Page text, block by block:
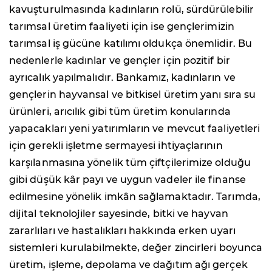
kavuşturulmasında kadınların rolü, sürdürülebilir
tarımsal üretim faaliyeti için ise gençlerimizin
tarımsal iş gücüne katılımı oldukça önemlidir. Bu
nedenlerle kadınlar ve gençler için pozitif bir
ayrıcalık yapılmalıdır. Bankamız, kadınların ve
gençlerin hayvansal ve bitkisel üretim yanı sıra su
ürünleri, arıcılık gibi tüm üretim konularında
yapacakları yeni yatırımların ve mevcut faaliyetleri
için gerekli işletme sermayesi ihtiyaçlarının
karşılanmasına yönelik tüm çiftçilerimize olduğu
gibi düşük kâr payı ve uygun vadeler ile finanse
edilmesine yönelik imkân sağlamaktadır. Tarımda,
dijital teknolojiler sayesinde, bitki ve hayvan
zararlıları ve hastalıkları hakkında erken uyarı
sistemleri kurulabilmekte, değer zincirleri boyunca
üretim, işleme, depolama ve dağıtım ağı gerçek